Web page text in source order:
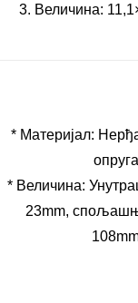
3. Величина:
* Материјал:
опруга
* Величина:
23mm,